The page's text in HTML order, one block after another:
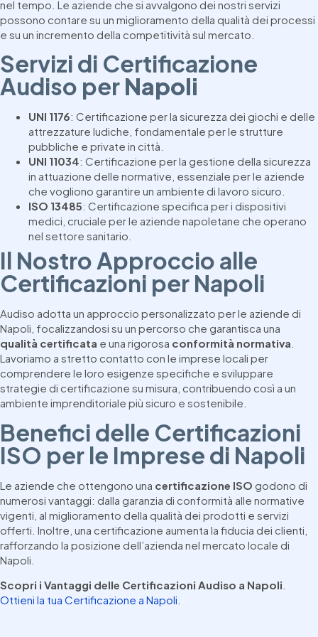
nel tempo. Le aziende che si avvalgono dei nostri servizi
possono contare su un miglioramento della qualità dei processi
e su un incremento della competitività sul mercato.
Servizi di Certificazione
Audiso per Napoli
UNI 1176: Certificazione per la sicurezza dei giochi e delle
attrezzature ludiche, fondamentale per le strutture
pubbliche e private in città.
UNI 11034: Certificazione per la gestione della sicurezza
in attuazione delle normative, essenziale per le aziende
che vogliono garantire un ambiente di lavoro sicuro.
ISO 13485: Certificazione specifica per i dispositivi
medici, cruciale per le aziende napoletane che operano
nel settore sanitario.
Il Nostro Approccio alle
Certificazioni per Napoli
Audiso adotta un approccio personalizzato per le aziende di
Napoli, focalizzandosi su un percorso che garantisca una
qualità certificata e una rigorosa conformità normativa
Lavoriamo a stretto contatto con le imprese locali per
comprendere le loro esigenze specifiche e sviluppare
strategie di certificazione su misura, contribuendo così a un
ambiente imprenditoriale più sicuro e sostenibile.
Benefici delle Certificazioni
ISO per le Imprese di Napoli
Le aziende che ottengono una certificazione ISO godono di
numerosi vantaggi: dalla garanzia di conformità alle normative
vigenti, al miglioramento della qualità dei prodotti e servizi
offerti. Inoltre, una certificazione aumenta la fiducia dei clienti,
rafforzando la posizione dell’azienda nel mercato locale di
Napoli.
Scopri i Vantaggi delle Certificazioni Audiso a Napoli
Ottieni la tua Certificazione a Napoli